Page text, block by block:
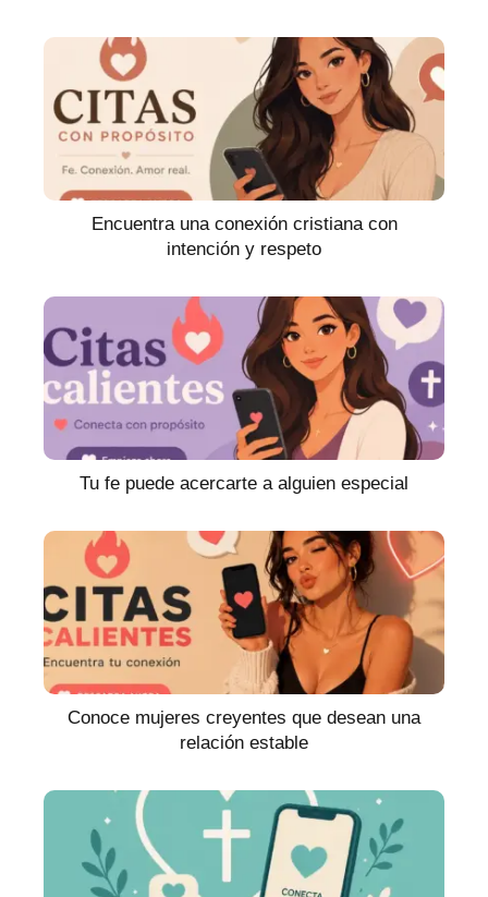
Encuentra una conexión cristiana con
intención y respeto
Tu fe puede acercarte a alguien especial
Conoce mujeres creyentes que desean una
relación estable